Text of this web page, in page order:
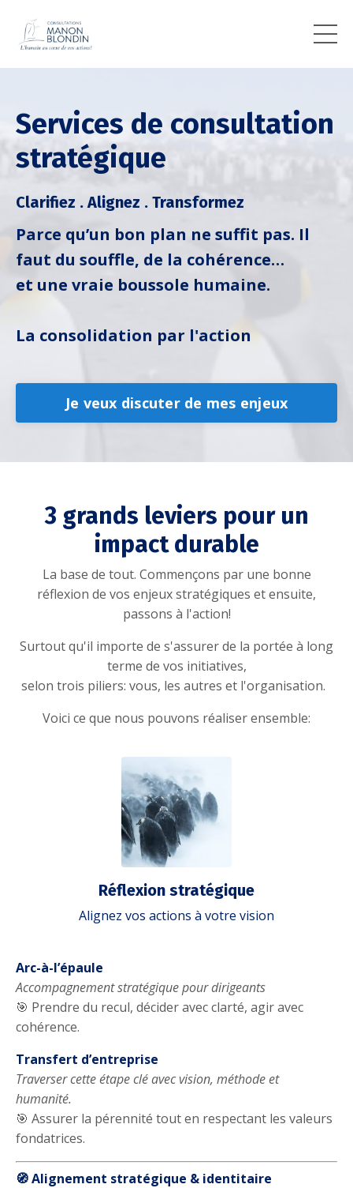
Services de consultation
stratégique
Clarifiez . Alignez . Transformez
Parce qu’un bon plan ne suffit pas. Il
faut du souffle, de la cohérence…
et une vraie boussole humaine.
La consolidation par l'action
Je veux discuter de mes enjeux
3 grands leviers pour un
impact durable
La base de tout. Commençons par une bonne
réflexion de vos enjeux stratégiques et ensuite,
passons à l'action!
Surtout qu'il importe de s'assurer de la portée à long
terme de vos initiatives,
selon trois piliers: vous, les autres et l'organisation.
Voici ce que nous pouvons réaliser ensemble:
Réflexion stratégique
Alignez vos actions à votre vision
Arc-à-l’épaule
Accompagnement stratégique pour dirigeants
🎯 Prendre du recul, décider avec clarté, agir avec
cohérence.
Transfert d’entreprise
Traverser cette étape clé avec vision, méthode et
humanité.
🎯 Assurer la pérennité tout en respectant les valeurs
fondatrices.
🧭 Alignement stratégique & identitaire